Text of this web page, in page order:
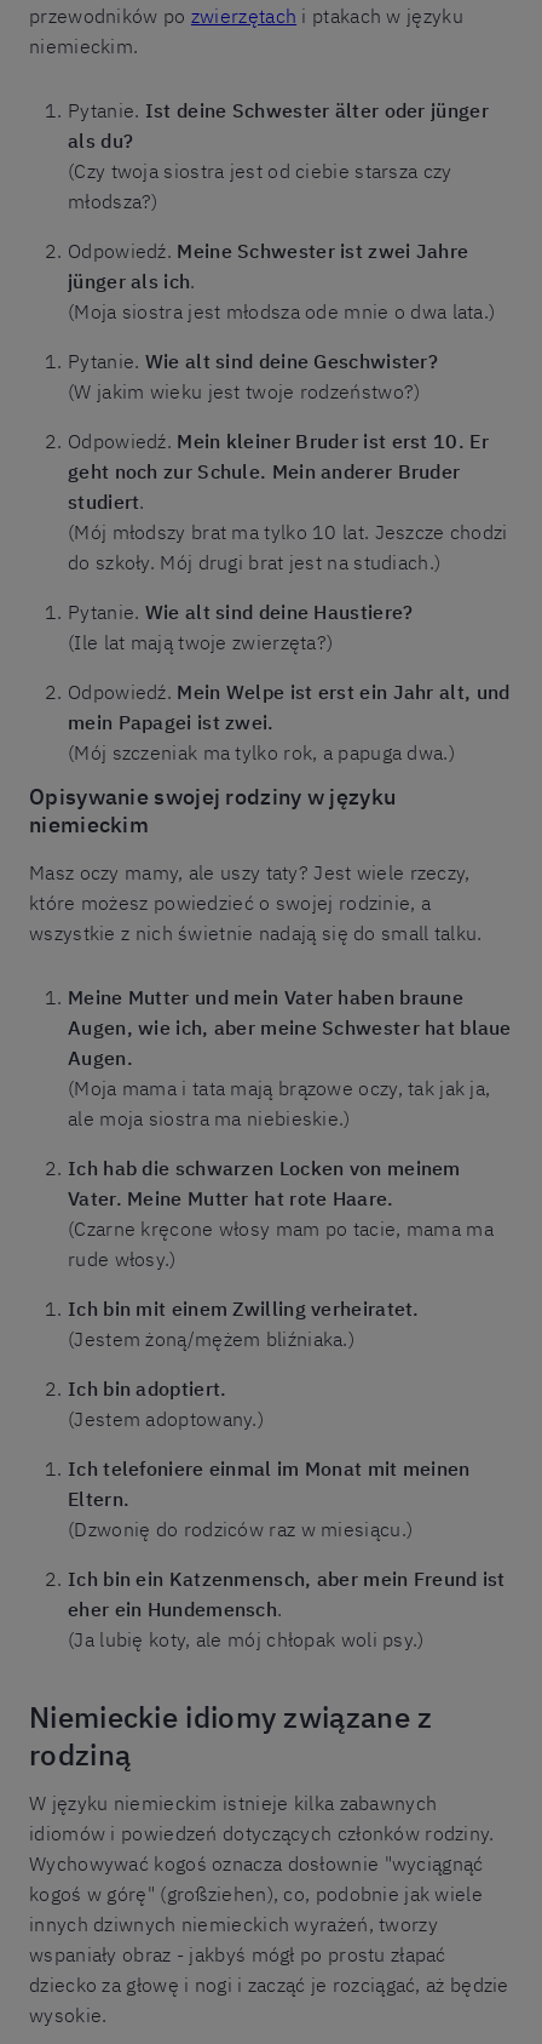
przewodników po zwierzętach i ptakach w języku
niemieckim.
Pytanie. Ist deine Schwester älter oder jünger
als du?
(Czy twoja siostra jest od ciebie starsza czy
młodsza?)
Odpowiedź. Meine Schwester ist zwei Jahre
jünger als ich.
(Moja siostra jest młodsza ode mnie o dwa lata.)
Pytanie. Wie alt sind deine Geschwister?
(W jakim wieku jest twoje rodzeństwo?)
Odpowiedź. Mein kleiner Bruder ist erst 10. Er
geht noch zur Schule. Mein anderer Bruder
studiert.
(Mój młodszy brat ma tylko 10 lat. Jeszcze chodzi
do szkoły. Mój drugi brat jest na studiach.)
Pytanie. Wie alt sind deine Haustiere?
(Ile lat mają twoje zwierzęta?)
Odpowiedź. Mein Welpe ist erst ein Jahr alt, und
mein Papagei ist zwei.
(Mój szczeniak ma tylko rok, a papuga dwa.)
Opisywanie swojej rodziny w języku
niemieckim
Masz oczy mamy, ale uszy taty? Jest wiele rzeczy,
które możesz powiedzieć o swojej rodzinie, a
wszystkie z nich świetnie nadają się do small talku.
Meine Mutter und mein Vater haben braune
Augen, wie ich, aber meine Schwester hat blaue
Augen.
(Moja mama i tata mają brązowe oczy, tak jak ja,
ale moja siostra ma niebieskie.)
Ich hab die schwarzen Locken von meinem
Vater. Meine Mutter hat rote Haare.
(Czarne kręcone włosy mam po tacie, mama ma
rude włosy.)
Ich bin mit einem Zwilling verheiratet.
(Jestem żoną/mężem bliźniaka.)
Ich bin adoptiert.
(Jestem adoptowany.)
Ich telefoniere einmal im Monat mit meinen
Eltern.
(Dzwonię do rodziców raz w miesiącu.)
Ich bin ein Katzenmensch, aber mein Freund ist
eher ein Hundemensch.
(Ja lubię koty, ale mój chłopak woli psy.)
Niemieckie idiomy związane z
rodziną
W języku niemieckim istnieje kilka zabawnych
idiomów i powiedzeń dotyczących członków rodziny.
Wychowywać kogoś oznacza dosłownie "wyciągnąć
kogoś w górę" (großziehen), co, podobnie jak wiele
innych dziwnych niemieckich wyrażeń, tworzy
wspaniały obraz - jakbyś mógł po prostu złapać
dziecko za głowę i nogi i zacząć je rozciągać, aż będzie
wysokie.